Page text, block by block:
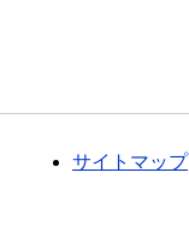
サイトマップ